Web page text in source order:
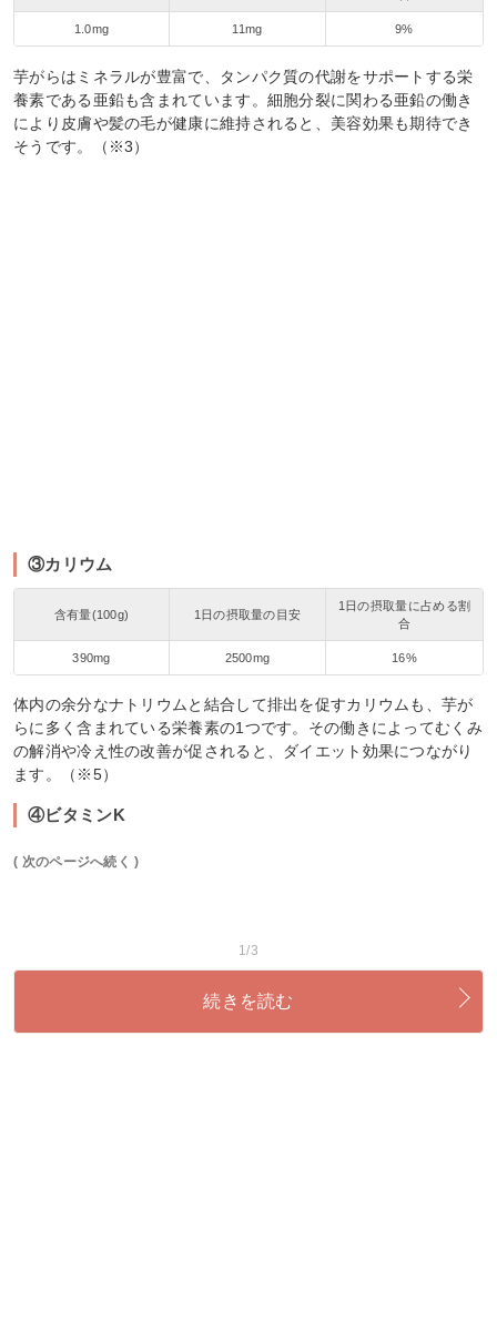
1.0mg 11mg 9%
芋がらはミネラルが豊富で、タンパク質の代謝をサポートする栄
養素である亜鉛も含まれています。細胞分裂に関わる亜鉛の働き
により皮膚や髪の毛が健康に維持されると、美容効果も期待でき
そうです。（※3）
③カリウム
含有量(100g) 1日の摂取量の目安
1日の摂取量に占める割
合
390mg 2500mg 16%
体内の余分なナトリウムと結合して排出を促すカリウムも、芋が
らに多く含まれている栄養素の1つです。その働きによってむくみ
の解消や冷え性の改善が促されると、ダイエット効果につながり
ます。（※5）
④ビタミンK
( 次のページへ続く )
1/3
続きを読む